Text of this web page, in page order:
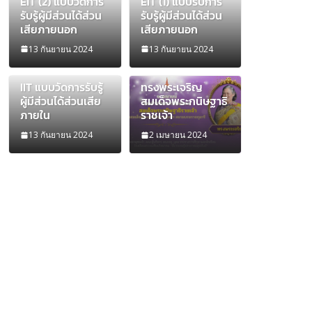
รับรู้ผู้มีส่วนได้ส่วน
เสียภายนอก
13 กันยายน 2024
รับรู้ผู้มีส่วนได้ส่วน
เสียภายนอก
13 กันยายน 2024
IIT แบบวัดการรับรู้
ผู้มีส่วนได้ส่วนเสีย
ภายใน
13 กันยายน 2024
ทรงพระเจริญ
สมเด็จพระกนิษฐาธิ
ราชเจ้า
2 เมษายน 2024